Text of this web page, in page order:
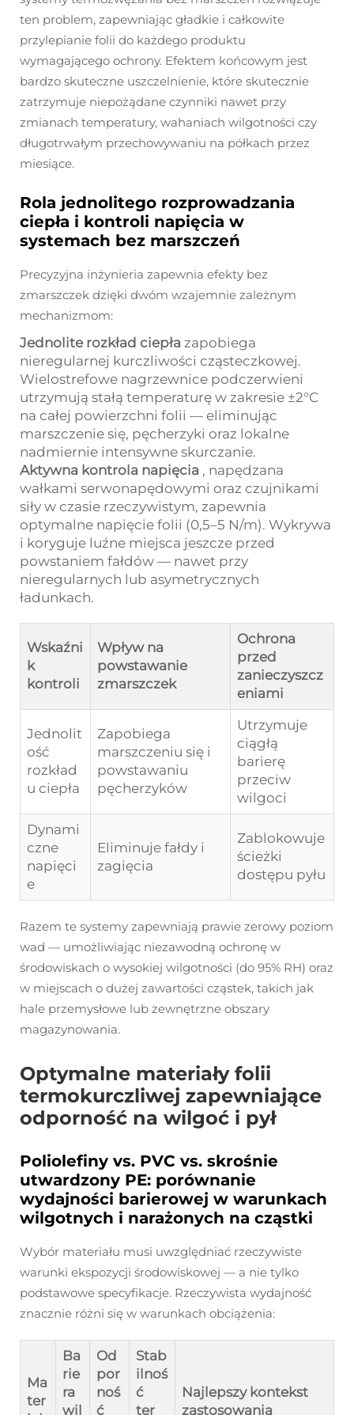
ten problem, zapewniając gładkie i całkowite
przylepianie folii do każdego produktu
wymagającego ochrony. Efektem końcowym jest
bardzo skuteczne uszczelnienie, które skutecznie
zatrzymuje niepożądane czynniki nawet przy
zmianach temperatury, wahaniach wilgotności czy
długotrwałym przechowywaniu na półkach przez
miesiące.
Rola jednolitego rozprowadzania
ciepła i kontroli napięcia w
systemach bez marszczeń
Precyzyjna inżynieria zapewnia efekty bez
zmarszczek dzięki dwóm wzajemnie zależnym
mechanizmom:
Jednolite rozkład ciepła zapobiega
nieregularnej kurczliwości cząsteczkowej.
Wielostrefowe nagrzewnice podczerwieni
utrzymują stałą temperaturę w zakresie ±2°C
na całej powierzchni folii — eliminując
marszczenie się, pęcherzyki oraz lokalne
nadmiernie intensywne skurczanie.
Aktywna kontrola napięcia , napędzana
wałkami serwonapędowymi oraz czujnikami
siły w czasie rzeczywistym, zapewnia
optymalne napięcie folii (0,5–5 N/m). Wykrywa
i koryguje luźne miejsca jeszcze przed
powstaniem fałdów — nawet przy
nieregularnych lub asymetrycznych
ładunkach.
Wskaźni
k
kontroli
Wpływ na
powstawanie
zmarszczek
Ochrona
przed
zanieczyszcz
eniami
Jednolit
ość
rozkład
u ciepła
Zapobiega
marszczeniu się i
powstawaniu
pęcherzyków
Utrzymuje
ciągłą
barierę
przeciw
wilgoci
Dynami
czne
napięci
e
Eliminuje fałdy i
zagięcia
Zablokowuje
ścieżki
dostępu pyłu
Razem te systemy zapewniają prawie zerowy poziom
wad — umożliwiając niezawodną ochronę w
środowiskach o wysokiej wilgotności (do 95% RH) oraz
w miejscach o dużej zawartości cząstek, takich jak
hale przemysłowe lub zewnętrzne obszary
magazynowania.
Optymalne materiały folii
termokurczliwej zapewniające
odporność na wilgoć i pył
Poliolefiny vs. PVC vs. skrośnie
utwardzony PE: porównanie
wydajności barierowej w warunkach
wilgotnych i narażonych na cząstki
Wybór materiału musi uwzględniać rzeczywiste
warunki ekspozycji środowiskowej — a nie tylko
podstawowe specyfikacje. Rzeczywista wydajność
znacznie różni się w warunkach obciążenia:
Ma
ter
Ba
rie
ra
wil
Od
por
noś
ć
Stab
ilnoś
ć
ter
Najlepszy kontekst
zastosowania